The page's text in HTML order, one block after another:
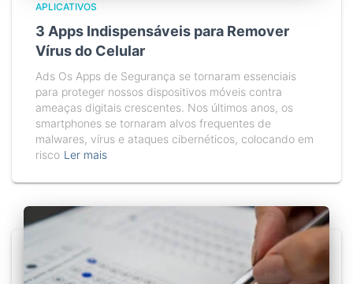
APLICATIVOS
3 Apps Indispensáveis para Remover
Vírus do Celular
Ads Os Apps de Segurança se tornaram essenciais
para proteger nossos dispositivos móveis contra
ameaças digitais crescentes. Nos últimos anos, os
smartphones se tornaram alvos frequentes de
malwares, vírus e ataques cibernéticos, colocando em
risco Ler mais